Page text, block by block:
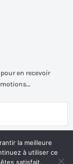
en recevoir
la meilleure
à utiliser ce
satisfait.